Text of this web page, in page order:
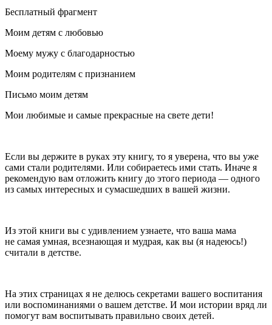
Бесплатный фрагмент
Моим детям с любовью
Моему мужу с благодарностью
Моим родителям с признанием
Письмо моим детям
Мои любимые и самые прекрасные на свете дети!
Если вы держите в руках эту книгу, то я уверена, что вы уже
сами стали родителями. Или собираетесь ими стать. Иначе я
рекомендую вам отложить книгу до этого периода — одного
из самых интересных и сумасшедших в вашей жизни.
Из этой книги вы с удивлением узнаете, что ваша мама
не самая умная, всезнающая и мудрая, как вы (я надеюсь!)
считали в детстве.
На этих страницах я не делюсь секретами вашего воспитания
или воспоминаниями о вашем детстве. И мои истории вряд ли
помогут вам воспитывать правильно своих детей.